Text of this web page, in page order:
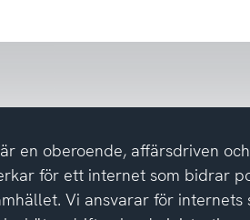
en oberoende, affärsdriven
för ett internet som bidrar
Vi ansvarar för internets